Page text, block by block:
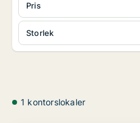
Storlek
Pris
1 kontorslokaler